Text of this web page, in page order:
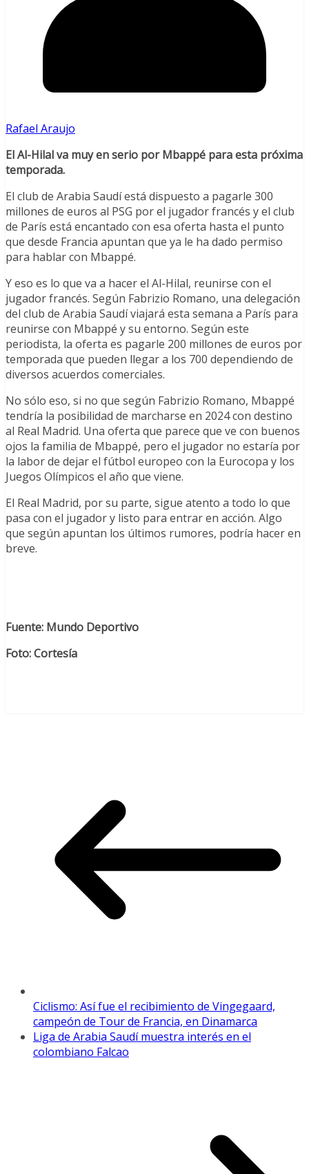
Rafael Araujo
El Al-Hilal va muy en serio por Mbappé para esta próxima
temporada.
El club de Arabia Saudí está dispuesto a pagarle 300
millones de euros al PSG por el jugador francés y el club
de París está encantado con esa oferta hasta el punto
que desde Francia apuntan que ya le ha dado permiso
para hablar con Mbappé.
Y eso es lo que va a hacer el Al-Hilal, reunirse con el
jugador francés. Según Fabrizio Romano, una delegación
del club de Arabia Saudí viajará esta semana a París para
reunirse con Mbappé y su entorno. Según este
periodista, la oferta es pagarle 200 millones de euros por
temporada que pueden llegar a los 700 dependiendo de
diversos acuerdos comerciales.
No sólo eso, si no que según Fabrizio Romano, Mbappé
tendría la posibilidad de marcharse en 2024 con destino
al Real Madrid. Una oferta que parece que ve con buenos
ojos la familia de Mbappé, pero el jugador no estaría por
la labor de dejar el fútbol europeo con la Eurocopa y los
Juegos Olímpicos el año que viene.
El Real Madrid, por su parte, sigue atento a todo lo que
pasa con el jugador y listo para entrar en acción. Algo
que según apuntan los últimos rumores, podría hacer en
breve.
Fuente: Mundo Deportivo
Foto: Cortesía
Ciclismo: Así fue el recibimiento de Vingegaard,
campeón de Tour de Francia, en Dinamarca
Liga de Arabia Saudí muestra interés en el
colombiano Falcao